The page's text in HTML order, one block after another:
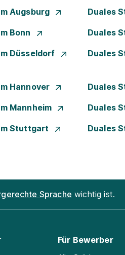
Augsburg Duales
Bonn Duales
Düsseldorf Duales
Hannover Duales
Mannheim Duales
Stuttgart Duales
Sprache wichtig ist.
Für Bewerber